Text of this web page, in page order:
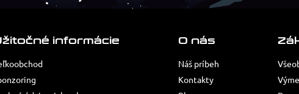
informácie O nás
Náš príbeh
Kontakty